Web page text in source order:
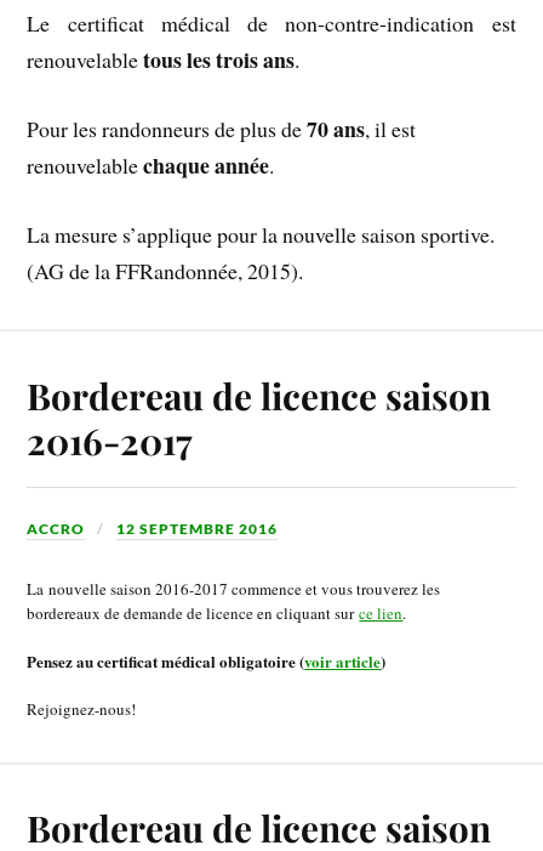
Le certificat médical de non-contre-indication est
renouvelabletous les trois ans.
Pour les randonneurs de plus de70 ans, il est
renouvelablechaque année.
La mesure s’applique pour la nouvelle saison sportive.
(AG de la FFRandonnée, 2015).
Bordereau de licence saison
2016-2017
ACCRO 12 SEPTEMBRE 2016
La nouvelle saison 2016-2017 commence et vous trouverez les
bordereaux de demande de licence en cliquant surce lien.
Pensez au certificat médical obligatoire (voir article)
Rejoignez-nous!
Bordereau de licence saison